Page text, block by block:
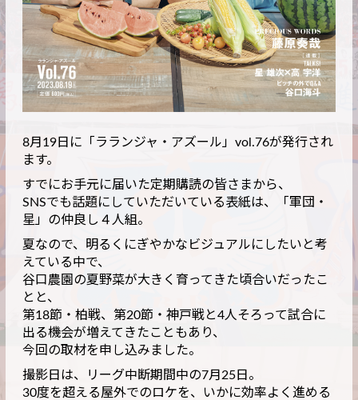
8月19日に「ラランジャ・アズール」vol.76が発行され
ます。
すでにお手元に届いた定期購読の皆さまから、
SNSでも話題にしていただいている表紙は、「軍団・
星」の仲良し４人組。
夏なので、明るくにぎやかなビジュアルにしたいと考
えている中で、
谷口農園の夏野菜が大きく育ってきた頃合いだったこ
とと、
第18節・柏戦、第20節・神戸戦と4人そろって試合に
出る機会が増えてきたこともあり、
今回の取材を申し込みました。
撮影日は、リーグ中断期間中の7月25日。
30度を超える屋外でのロケを、いかに効率よく進める